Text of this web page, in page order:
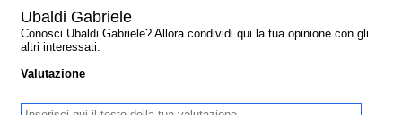
Ubaldi Gabriele
Conosci Ubaldi Gabriele? Allora condividi qui la tua opinione con gli
altri interessati.
Valutazione